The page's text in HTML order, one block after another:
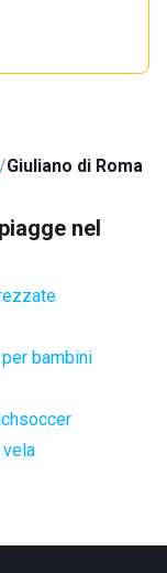
Giuliano di Roma
nel
bambini